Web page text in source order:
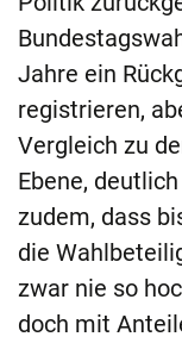
Jahre ein
registrieren,
Vergleich zu
Ebene,
zudem, dass
die
zwar nie so
doch mit